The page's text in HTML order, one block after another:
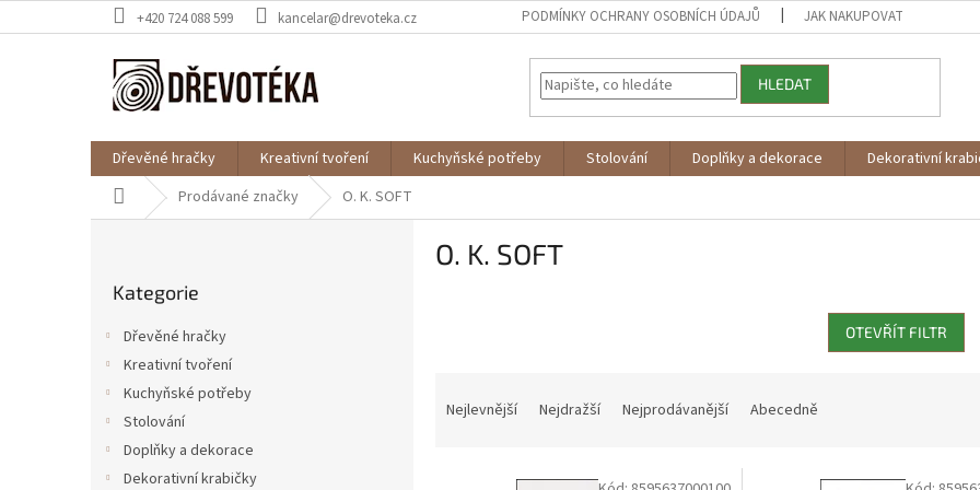
na
+420 724 088 599 kancelar@drevoteka.cz PODMÍNKY OCHRANY OSOBNÍCH ÚDAJŮ JAK NAKUPOVAT
HLEDAT
Dřevěné hračky Kreativní tvoření Kuchyňské potřeby Stolování Doplňky a dekorace Dekorativní
Domů Prodávané značky O. K. SOFT
kategorie
Kategorie
Dřevěné hračky
Kreativní tvoření
Kuchyňské potřeby
Stolování
Doplňky a dekorace
Dekorativní krabičky
O. K. SOFT
OTEVŘÍT FILTR
Nejlevnější Nejdražší Nejprodávanější Abecedně